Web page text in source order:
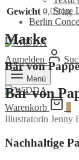
Store
Berlin
Anmelden
Menü
Warenkorb
Gewicht 0,05 kg
Marke
Bär von Pappe
Bär von
Illustratorin Jenny
Nachhaltige